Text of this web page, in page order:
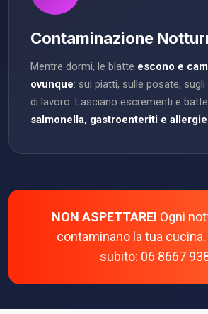
Contaminazione
Mentre dormi, le blatte escono e
ovunque: sui piatti, sulle posate,
di lavoro. Lasciano escrementi e
salmonella, gastroenteriti e allergie
NON ASPETTARE! Ogni
contaminano la tua
subito: 06 8667